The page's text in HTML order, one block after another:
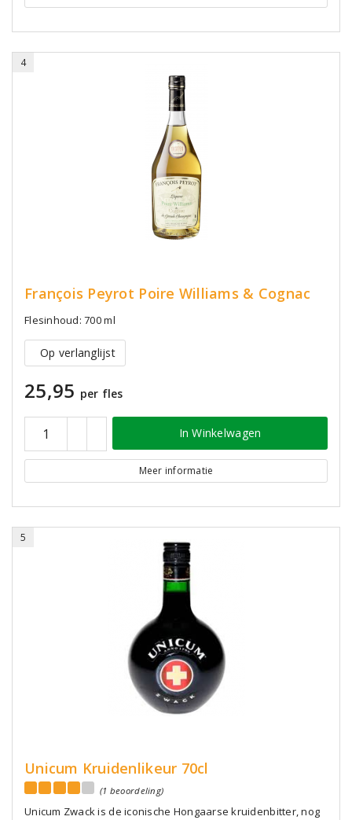
4
François Peyrot Poire Williams & Cognac
Flesinhoud: 700 ml
Op verlanglijst
25,95 per fles
In Winkelwagen
Meer informatie
5
Unicum Kruidenlikeur 70cl
(1 beoordeling)
Unicum Zwack is de iconische Hongaarse kruidenbitter, nog